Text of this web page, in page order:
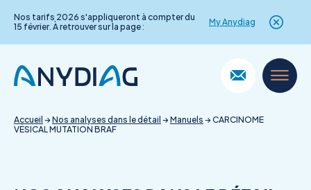
Nos tarifs 2026 s'appliqueront à compter du
15 février. À retrouver sur la page :
My Anydiag
content
Accueil →Nos analyses dans le détail →Manuels →CARCINOME
VÉSICAL MUTATION BRAF